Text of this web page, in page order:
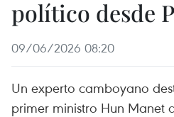
político desde
09/06/2026 08:20
Un experto camboyano
primer ministro Hun Manet